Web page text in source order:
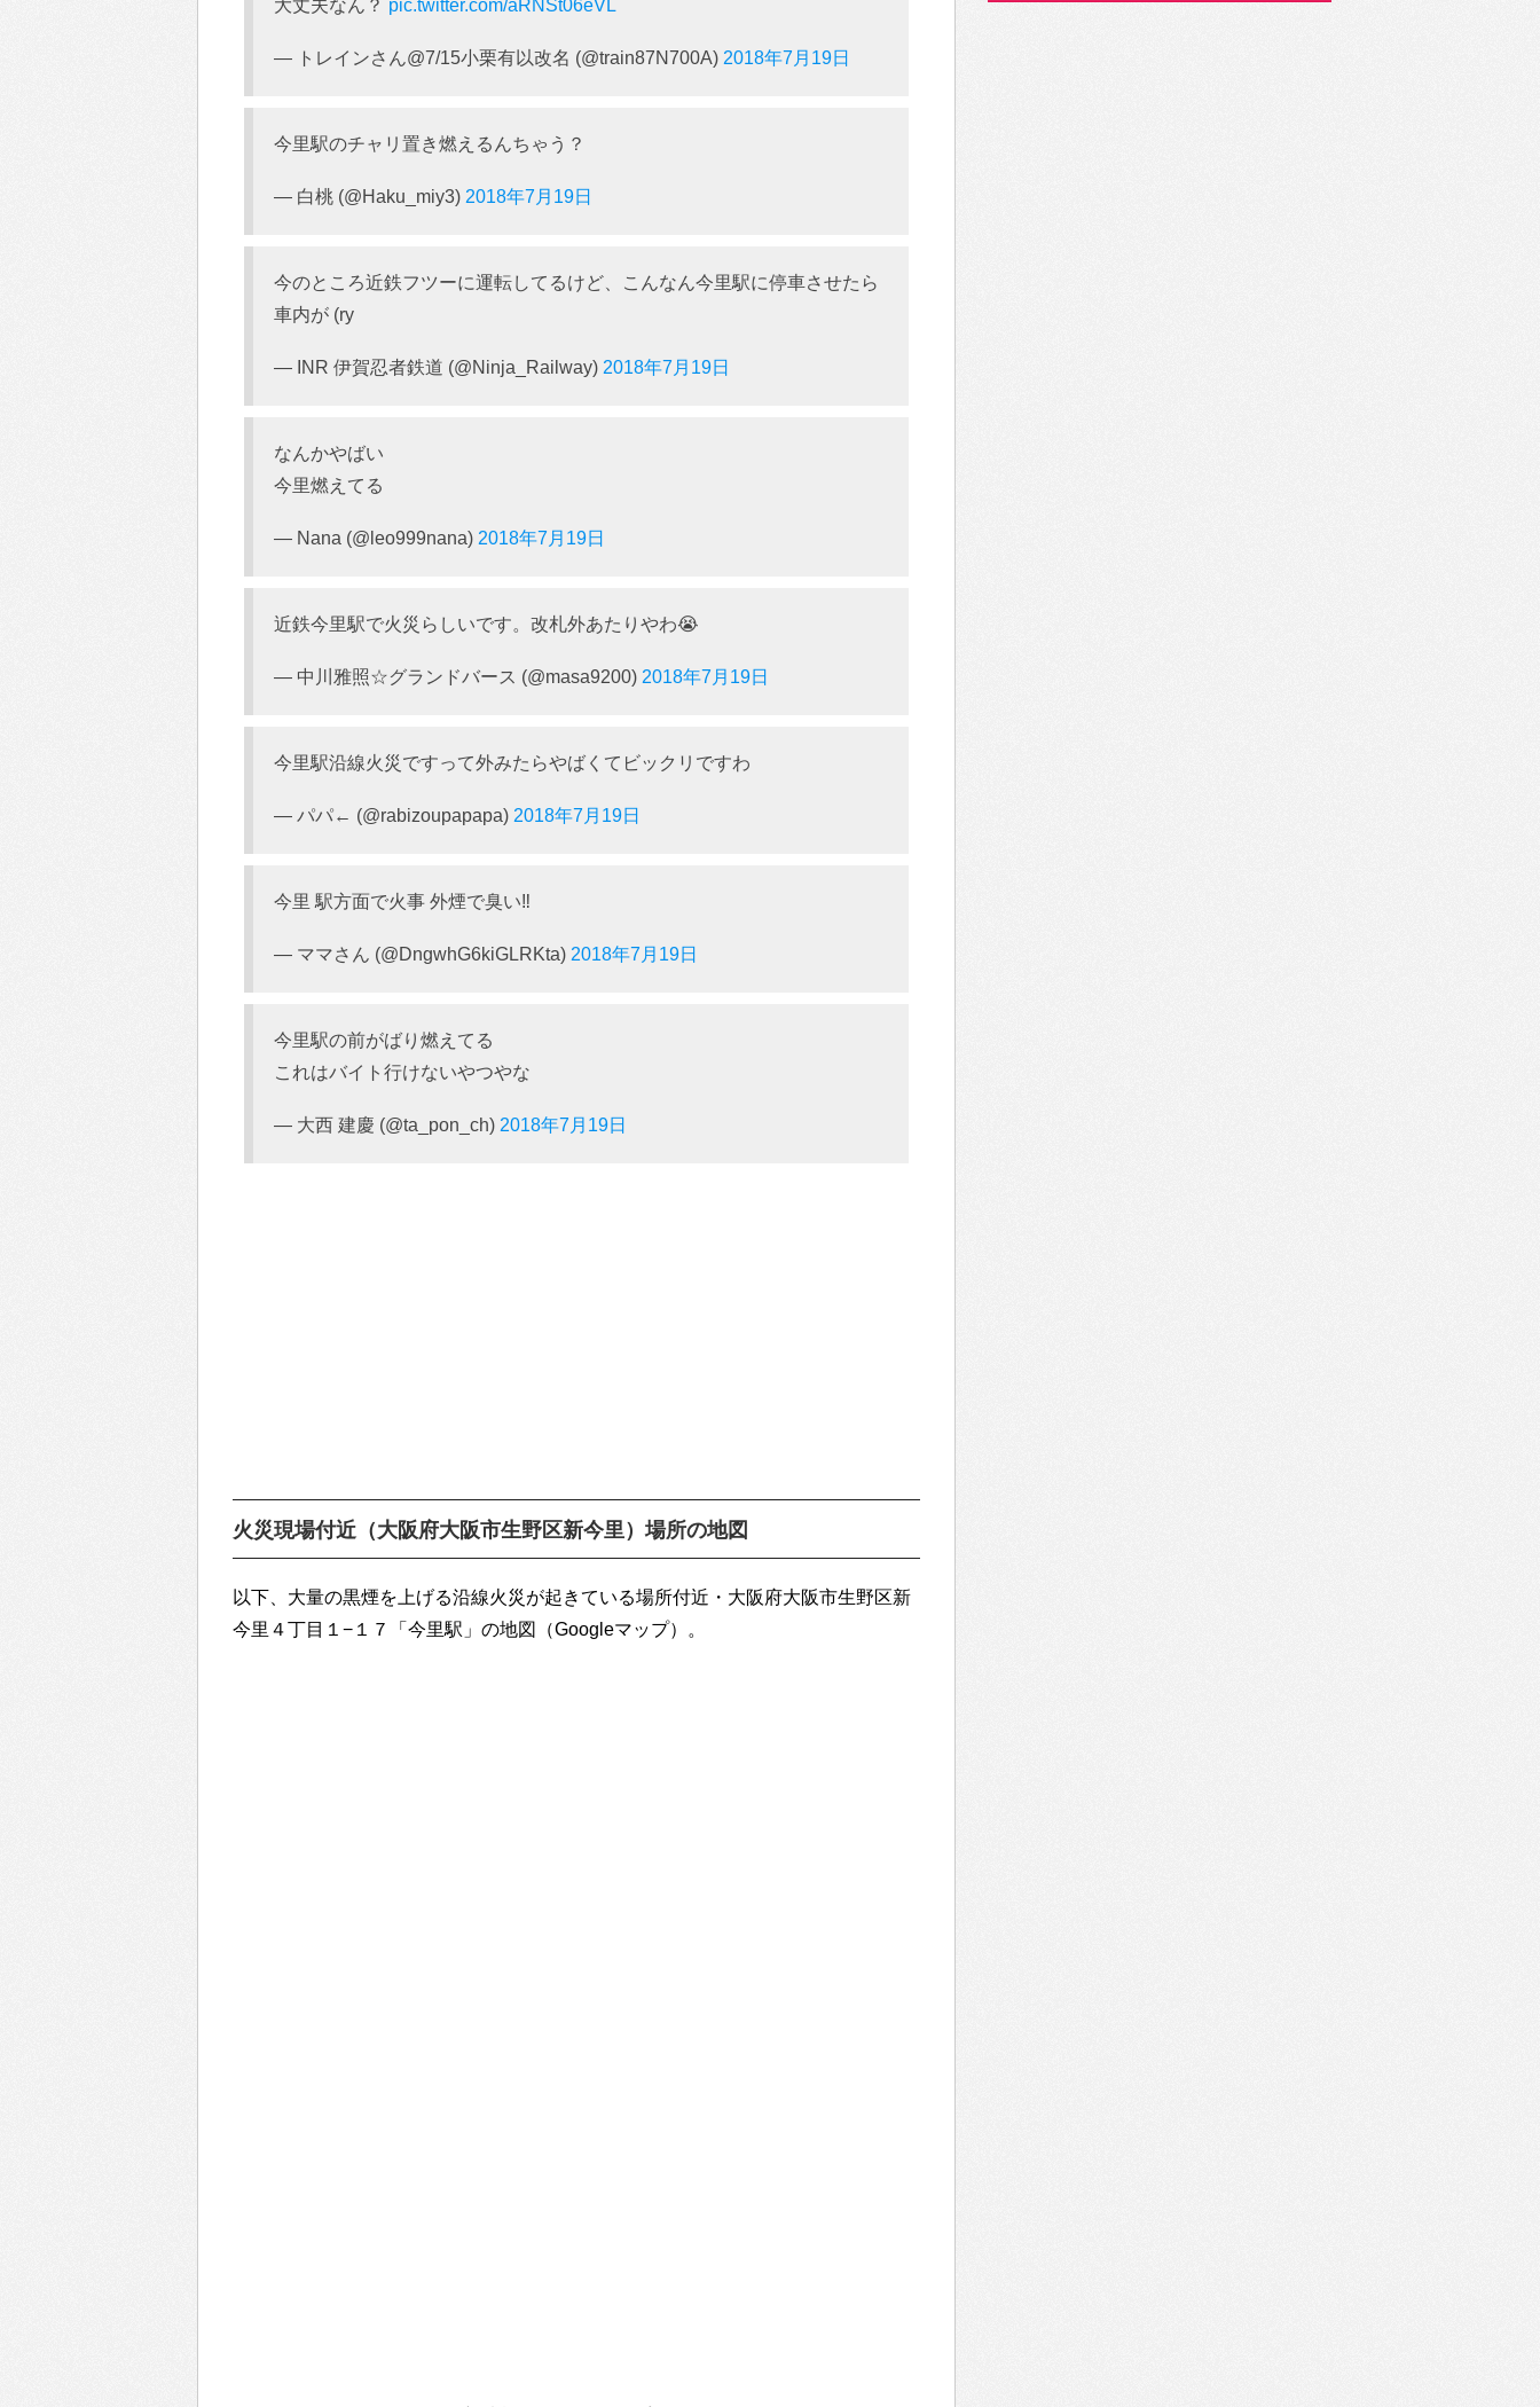
大丈夫なん？ pic.twitter.com/aRNSt06eVL
— トレインさん@7/15小栗有以改名 (@train87N700A) 2018年7月19日
今里駅のチャリ置き燃えるんちゃう？
— 白桃 (@Haku_miy3) 2018年7月19日
今のところ近鉄フツーに運転してるけど、こんなん今里駅に停車させたら
車内が (ry
— INR 伊賀忍者鉄道 (@Ninja_Railway) 2018年7月19日
なんかやばい
今里燃えてる
— Nana (@leo999nana) 2018年7月19日
近鉄今里駅で火災らしいです。改札外あたりやわ😭
— 中川雅照☆グランドバース (@masa9200) 2018年7月19日
今里駅沿線火災ですって外みたらやばくてビックリですわ
— パパ← (@rabizoupapapa) 2018年7月19日
今里 駅方面で火事 外煙で臭い‼️
— ママさん (@DngwhG6kiGLRKta) 2018年7月19日
今里駅の前がばり燃えてる
これはバイト行けないやつやな
— 大西 建慶 (@ta_pon_ch) 2018年7月19日
火災現場付近（大阪府大阪市生野区新今里）場所の地図
以下、大量の黒煙を上げる沿線火災が起きている場所付近・大阪府大阪市生野区新
今里４丁目１−１７「今里駅」の地図（Googleマップ）。